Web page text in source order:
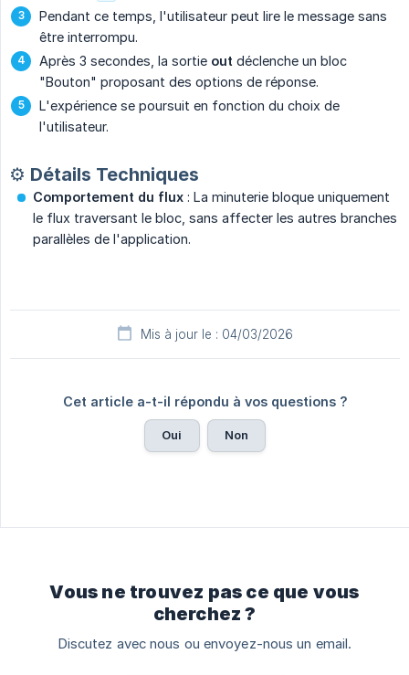
Pendant ce temps, l'utilisateur peut lire le message sans
être interrompu.
Après 3 secondes, la sortie out déclenche un bloc
"Bouton" proposant des options de réponse.
L'expérience se poursuit en fonction du choix de
l'utilisateur.
⚙️ Détails Techniques
Comportement du flux : La minuterie bloque uniquement
le flux traversant le bloc, sans affecter les autres branches
parallèles de l'application.
Mis à jour le : 04/03/2026
Cet article a-t-il répondu à vos questions ?
Oui Non
Vous ne trouvez pas ce que vous
cherchez ?
Discutez avec nous ou envoyez-nous un email.